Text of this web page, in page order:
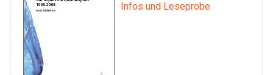
Infos und Leseprobe